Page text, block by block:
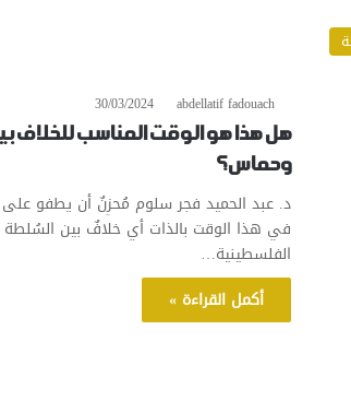
abdellatif fadouach
30/03/2024
هل هذا هو الوقت المناسب للخلاف
وحماس؟
د. عبد الحميد فجر سلوم مُحزِنٌ أن يطفو
في هذا الوقت بالذات أي خلافٌ بين السُلطة
الفلسطينية…
أكمل القراءة »